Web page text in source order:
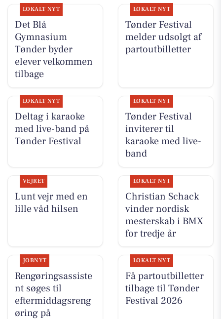
LOKALT NYT
Det Blå
Gymnasium
Tønder byder
elever velkommen
tilbage
LOKALT NYT
Tønder Festival
melder udsolgt af
partoutbilletter
LOKALT NYT
Deltag i karaoke
med live-band på
Tønder Festival
LOKALT NYT
Tønder Festival
inviterer til
karaoke med live-
band
VEJRET
Lunt vejr med en
lille våd hilsen
LOKALT NYT
Christian Schack
vinder nordisk
mesterskab i BMX
for tredje år
JOBNYT
Rengøringsassiste
nt søges til
eftermiddagsreng
øring på
LOKALT NYT
Få partoutbilletter
tilbage til Tønder
Festival 2026